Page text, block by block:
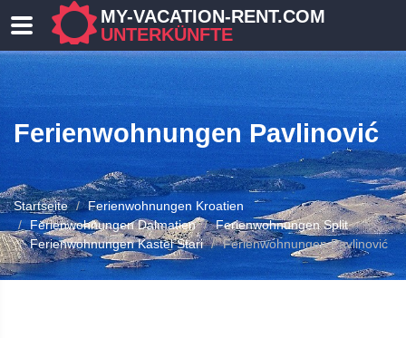
MY-VACATION-RENT.COM
UNTERKÜNFTE
Ferienwohnungen Pavlinović
Startseite
Ferienwohnungen Kroatien
Ferienwohnungen Dalmatien
Ferienwohnungen Split
Ferienwohnungen Kastel Stari
Ferienwohnungen Pavlinović